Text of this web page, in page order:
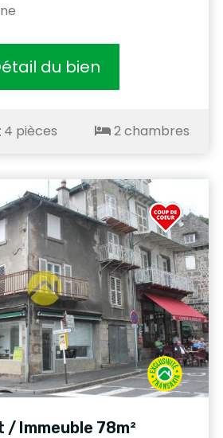
du bien
4 pièces 2 chambres
Immeuble 78m²